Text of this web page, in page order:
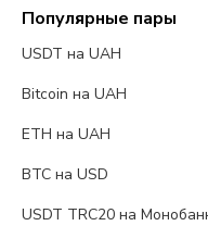
Популярные пары
USDT на UAH
Bitcoin на UAH
ETH на UAH
BTC на USD
USDT TRC20 на